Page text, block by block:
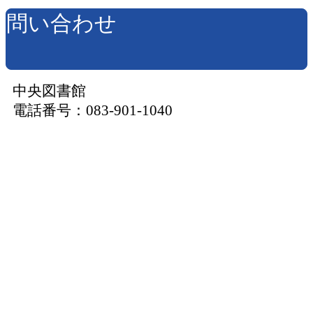
問い合わせ
中央図書館
電話番号：083-901-1040